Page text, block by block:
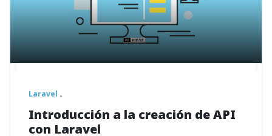
Laravel
Introducción a la creación de API
con Laravel